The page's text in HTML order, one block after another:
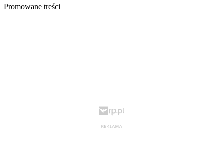
Promowane treści